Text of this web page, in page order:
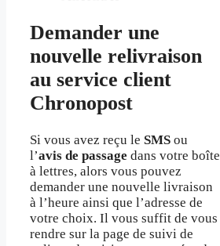
Demander une
nouvelle relivraison
au service client
Chronopost
Si vous avez reçu le SMS ou
l’avis de passage dans votre boîte
à lettres, alors vous pouvez
demander une nouvelle livraison
à l’heure ainsi que l’adresse de
votre choix. Il vous suffit de vous
rendre sur la page de suivi de